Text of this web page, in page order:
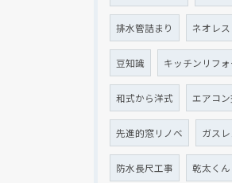
排水管詰まり ネオレス
豆知識 キッチンリフ
和式から洋式 エアコ
先進的窓リノベ ガス
防水長尺工事 乾太くん